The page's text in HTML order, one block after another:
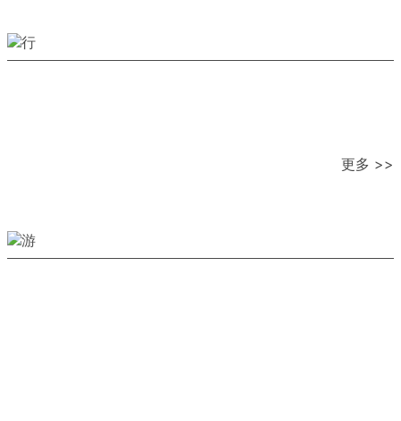
更多 >>